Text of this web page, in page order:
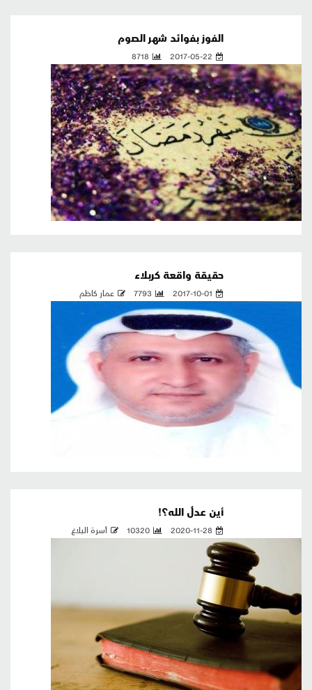
الفوز بفوائد شهر الصوم
2017-05-22
8718
حقيقة واقعة كربلاء
2017-10-01
7793 عمار كاظم
أين عدلُ الله؟!
2020-11-28
10320 أسرة البلاغ